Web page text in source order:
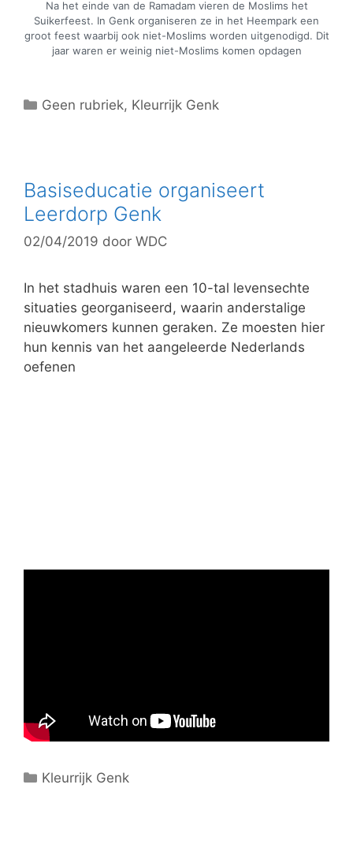
Na het einde van de Ramadam vieren de Moslims het
Suikerfeest. In Genk organiseren ze in het Heempark een
groot feest waarbij ook niet-Moslims worden uitgenodigd. Dit
jaar waren er weinig niet-Moslims komen opdagen
C
g
r
i
ë
n
Geen rubriek, Kleurrijk Genk
Basiseducatie organiseert
Leerdorp Genk
02/04/2019 door WDC
In het stadhuis waren een 10-tal levensechte
situaties georganiseerd, waarin anderstalige
nieuwkomers kunnen geraken. Ze moesten hier
hun kennis van het aangeleerde Nederlands
oefenen
C
Kleurrijk Genk